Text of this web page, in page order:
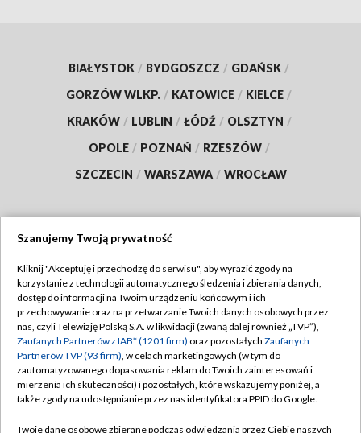
BIAŁYSTOK / BYDGOSZCZ / GDAŃSK /
GORZÓW WLKP. / KATOWICE / KIELCE /
KRAKÓW / LUBLIN / ŁÓDŹ / OLSZTYN /
OPOLE / POZNAŃ / RZESZÓW /
SZCZECIN / WARSZAWA / WROCŁAW
TVP
Abonament TVP
Emisja w TVP
Centrum informacji TVP
Naziemna Telewizja Cyfrowa
Regulamin TVP
Polityka prywatności
Moje zgody
Pomoc
Szanujemy Twoją prywatność
Kliknij "Akceptuję i przechodzę do serwisu", aby wyrazić zgody na
korzystanie z technologii automatycznego śledzenia i zbierania danych,
dostęp do informacji na Twoim urządzeniu końcowym i ich
przechowywanie oraz na przetwarzanie Twoich danych osobowych przez
nas, czyli Telewizję Polską S.A. w likwidacji (zwaną dalej również „TVP”),
Zaufanych Partnerów z IAB* (1201 firm) oraz pozostałych Zaufanych
Partnerów TVP (93 firm), w celach marketingowych (w tym do
zautomatyzowanego dopasowania reklam do Twoich zainteresowań i
mierzenia ich skuteczności) i pozostałych, które wskazujemy poniżej, a
także zgody na udostępnianie przez nas identyfikatora PPID do Google.
Twoje dane osobowe zbierane podczas odwiedzania przez Ciebie naszych